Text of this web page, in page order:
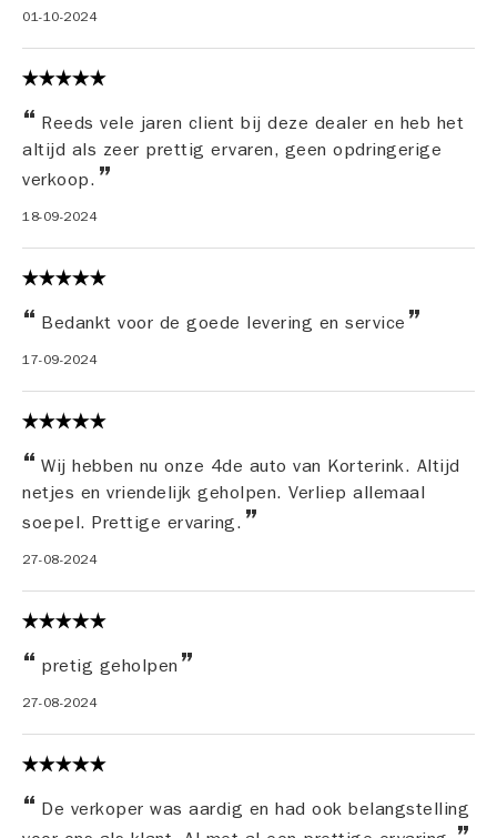
01-10-2024
Reeds vele jaren client bij deze dealer en heb het
altijd als zeer prettig ervaren, geen opdringerige
verkoop.
18-09-2024
Bedankt voor de goede levering en service
17-09-2024
Wij hebben nu onze 4de auto van Korterink. Altijd
netjes en vriendelijk geholpen. Verliep allemaal
soepel. Prettige ervaring.
27-08-2024
pretig geholpen
27-08-2024
De verkoper was aardig en had ook belangstelling